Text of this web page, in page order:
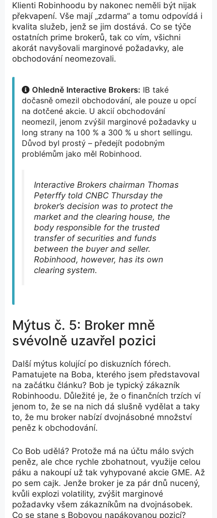
Klienti Robinhoodu by nakonec neměli být nijak
překvapení. Vše mají „zdarma“ a tomu odpovídá i
kvalita služeb, jenž se jim dostává. Co se týče
ostatních prime brokerů, tak co vím, všichni
akorát navyšovali marginové požadavky, ale
obchodování neomezovali.
Ohledně Interactive Brokers: IB také
dočasně omezil obchodování, ale pouze u opcí
na dotčené akcie. U akcií obchodování
neomezil, jenom zvýšil marginové požadavky u
long strany na 100 % a 300 % u short sellingu.
Důvod byl prostý – předejít podobným
problémům jako měl Robinhood.
Interactive Brokers chairman Thomas
Peterffy told CNBC Thursday the
broker’s decision was to protect the
market and the clearing house, the
body responsible for the trusted
transfer of securities and funds
between the buyer and seller.
Robinhood, however, has its own
clearing system.
Mýtus č. 5: Broker mně
svévolně uzavřel pozici
Další mýtus kolující po diskuzních fórech.
Pamatujete na Boba, kterého jsem představoval
na začátku článku? Bob je typický zákazník
Robinhoodu. Důležité je, že o finančních trzích ví
jenom to, že se na nich dá slušně vydělat a taky
to, že mu broker nabízí dvojnásobné množství
peněz k obchodování.
Co Bob udělá? Protože má na účtu málo svých
peněz, ale chce rychle zbohatnout, využije celou
páku a nakoupí už tak vyhypované akcie GME. Až
po sem cajk. Jenže broker je za pár dnů nucený,
kvůli explozi volatility, zvýšit marginové
požadavky všem zákazníkům na dvojnásobek.
Co se stane s Bobovou napákovanou pozicí?